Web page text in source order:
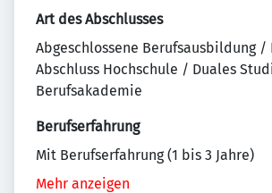
Art des Abschlusses
Abgeschlossene Berufsausbildung /
Abschluss Hochschule / Duales
Berufsakademie
Berufserfahrung
Mit Berufserfahrung (1 bis 3 Jahre)
Mehr anzeigen